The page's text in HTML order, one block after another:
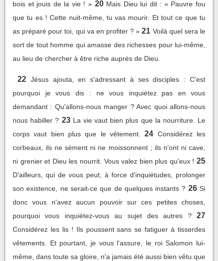
bois et jouis de la vie ! » 20 Mais Dieu lui dit : « Pauvre fou
que tu es ! Cette nuit-même, tu vas mourir. Et tout ce que tu
as préparé pour toi, qui va en profiter ? » 21 Voilà quel sera le
sort de tout homme qui amasse des richesses pour lui-même,
au lieu de chercher à être riche auprès de Dieu.
22 Jésus ajouta, en s'adressant à ses disciples : C'est
pourquoi je vous dis : ne vous inquiétez pas en vous
demandant : Qu'allons-nous manger ? Avec quoi allons-nous
nous habiller ? 23 La vie vaut bien plus que la nourriture. Le
corps vaut bien plus que le vêtement.
24 Considérez les
corbeaux, ils ne sèment ni ne moissonnent ; ils n'ont ni cave,
ni grenier et Dieu les nourrit. Vous valez bien plus qu'eux ! 25
D'ailleurs, qui de vous peut, à force d'inquiétudes, prolonger
son existence, ne serait-ce que de quelques instants ? 26 Si
donc vous n'avez aucun pouvoir sur ces petites choses,
pourquoi vous inquiétez-vous au sujet des autres ?
27
Considérez les lis ! Ils poussent sans se fatiguer à tisserdes
vêtements. Et pourtant, je vous l'assure, le roi Salomon lui-
même, dans toute sa gloire, n'a jamais été aussi bien vêtu que